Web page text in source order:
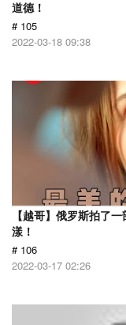
道德！
# 105
2022-03-18 09:38
【越哥】俄罗斯拍了
漾！
# 106
2022-03-17 02:26